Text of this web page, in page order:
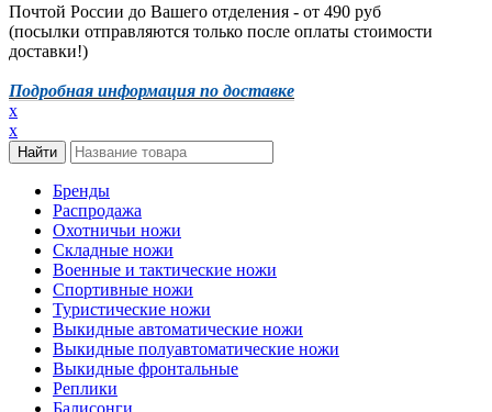
Почтой России до Вашего отделения - от 490 руб
(посылки отправляются только после оплаты стоимости
доставки!)
Подробная информация по доставке
x
x
Бренды
Распродажа
Охотничьи ножи
Складные ножи
Военные и тактические ножи
Спортивные ножи
Туристические ножи
Выкидные автоматические ножи
Выкидные полуавтоматические ножи
Выкидные фронтальные
Реплики
Балисонги